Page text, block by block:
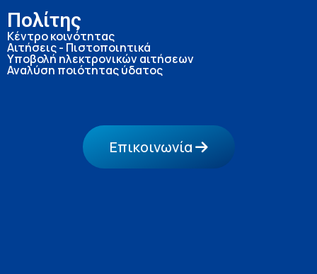
Πολίτης
Κέντρο κοινότητας
Αιτήσεις - Πιστοποιητικά
Υποβολή ηλεκτρονικών αιτήσεων
Αναλύση ποιότητας ύδατος
Επικοινωνία